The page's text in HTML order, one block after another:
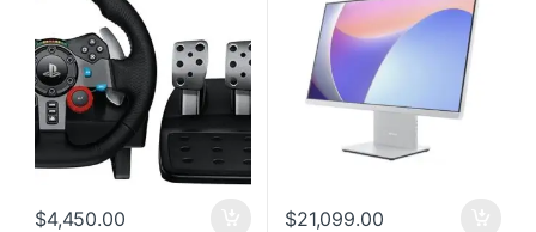
$4,450.00 $21,099.00